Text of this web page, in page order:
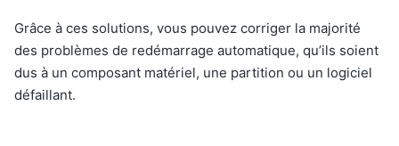
Grâce à ces solutions, vous pouvez corriger la majorité
des problèmes de redémarrage automatique, qu’ils soient
dus à un composant matériel, une partition ou un logiciel
défaillant.